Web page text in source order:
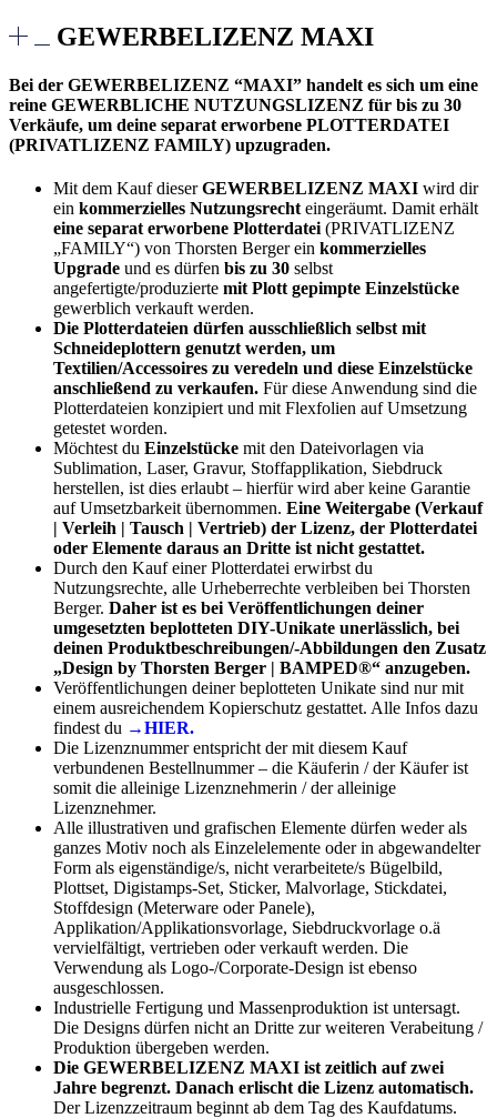
GEWERBELIZENZ MAXI
Bei der GEWERBELIZENZ “MAXI” handelt es sich um eine
reine GEWERBLICHE NUTZUNGSLIZENZ für bis zu 30
Verkäufe, um deine separat erworbene PLOTTERDATEI
(PRIVATLIZENZ FAMILY) upzugraden.
Mit dem Kauf dieserGEWERBELIZENZ MAXI wird dir
ein kommerzielles Nutzungsrecht eingeräumt. Damit erhält
eine separat erworbene Plotterdatei (PRIVATLIZENZ
„FAMILY“) von Thorsten Berger ein kommerzielles
Upgrade und es dürfen bis zu 30 selbst
angefertigte/produzierte mit Plott gepimpte Einzelstücke
gewerblich verkauft werden.
Die Plotterdateien dürfen ausschließlich selbst mit
Schneideplottern genutzt werden, um
Textilien/Accessoires zu veredeln und diese Einzelstücke
anschließend zu verkaufen. Für diese Anwendung sind die
Plotterdateien konzipiert und mit Flexfolien auf Umsetzung
getestet worden.
Möchtest du Einzelstücke mit den Dateivorlagen via
Sublimation, Laser, Gravur, Stoffapplikation, Siebdruck
herstellen, ist dies erlaubt – hierfür wird aber keine Garantie
auf Umsetzbarkeit übernommen. Eine Weitergabe (Verkauf
| Verleih | Tausch | Vertrieb) der Lizenz, der Plotterdatei
oder Elemente daraus an Dritte ist nicht gestattet.
Durch den Kauf einer Plotterdatei erwirbst du
Nutzungsrechte, alle Urheberrechte verbleiben bei Thorsten
Berger. Daher ist es bei Veröffentlichungen deiner
umgesetzten beplotteten DIY-Unikate unerlässlich, bei
deinen Produktbeschreibungen/-Abbildungen den Zusatz
„Design by Thorsten Berger | BAMPED®“ anzugeben.
Veröffentlichungen deiner beplotteten Unikate sind nur mit
einem ausreichendem Kopierschutz gestattet. Alle Infos dazu
findest du →HIER.
Die Lizenznummer entspricht der mit diesem Kauf
verbundenen Bestellnummer – die Käuferin / der Käufer ist
somit die alleinige Lizenznehmerin / der alleinige
Lizenznehmer.
Alle illustrativen und grafischen Elemente dürfen weder als
ganzes Motiv noch als Einzelelemente oder in abgewandelter
Form als eigenständige/s, nicht verarbeitete/s Bügelbild,
Plottset, Digistamps-Set, Sticker, Malvorlage, Stickdatei,
Stoffdesign (Meterware oder Panele),
Applikation/Applikationsvorlage, Siebdruckvorlage o.ä
vervielfältigt, vertrieben oder verkauft werden. Die
Verwendung als Logo-/Corporate-Design ist ebenso
ausgeschlossen.
Industrielle Fertigung und Massenproduktion ist untersagt.
Die Designs dürfen nicht an Dritte zur weiteren Verabeitung /
Produktion übergeben werden.
Die GEWERBELIZENZ MAXI ist zeitlich auf zwei
Jahre begrenzt. Danach erlischt die Lizenz automatisch.
Der Lizenzzeitraum beginnt ab dem Tag des Kaufdatums.